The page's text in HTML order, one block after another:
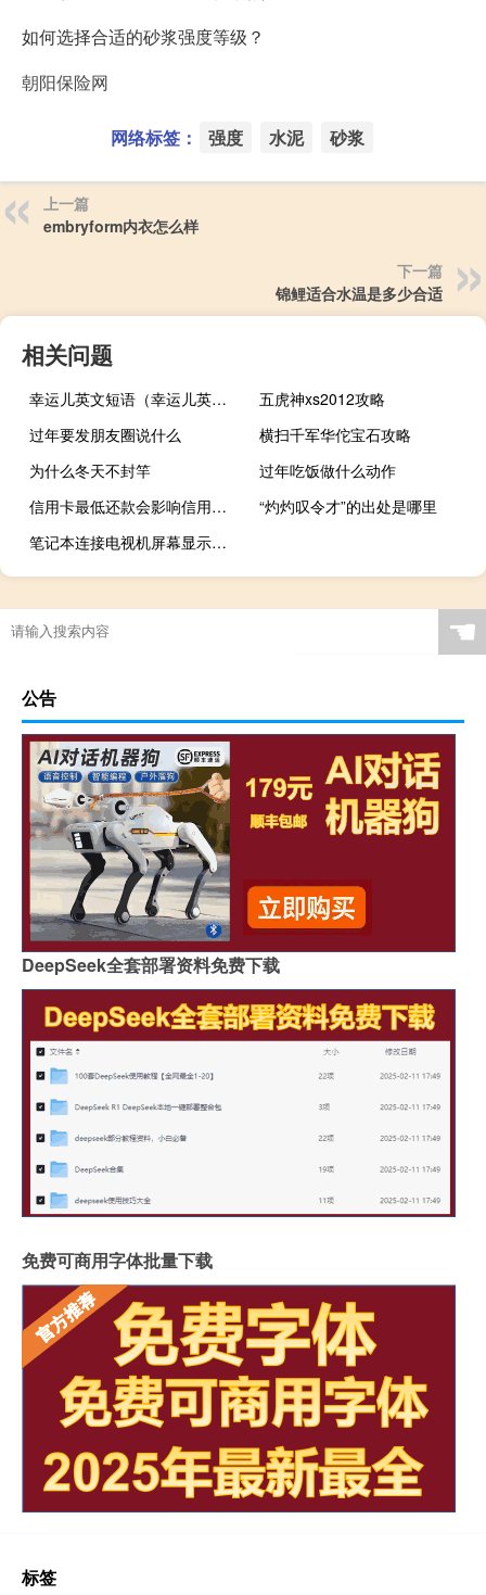
如何选择合适的砂浆强度等级？
朝阳保险网
网络标签： 强度 水泥 砂浆
上一篇
embryform内衣怎么样
下一篇
锦鲤适合水温是多少合适
相关问题
幸运儿英文短语（幸运儿英文）
五虎神xs2012攻略
过年要发朋友圈说什么
横扫千军华佗宝石攻略
为什么冬天不封竿
过年吃饭做什么动作
信用卡最低还款会影响信用度吗
“灼灼叹令才”的出处是哪里
笔记本连接电视机屏幕显示不全（笔记本连接电视）
☚
公告
DeepSeek全套部署资料免费下载
免费可商用字体批量下载
标签